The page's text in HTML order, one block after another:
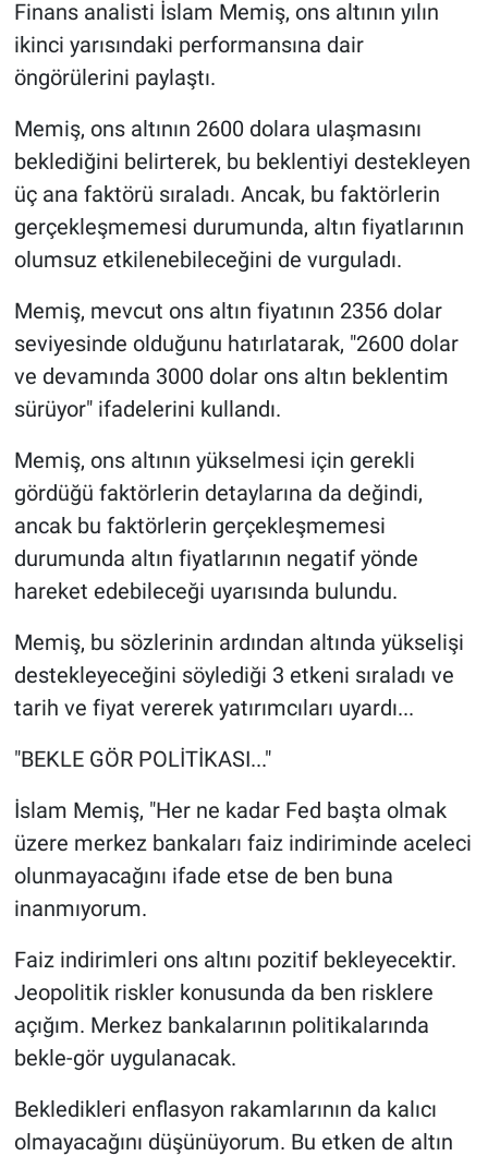
Finans analisti İslam Memiş, ons altının yılın
ikinci yarısındaki performansına dair
öngörülerini paylaştı.
Memiş, ons altının 2600 dolara ulaşmasını
beklediğini belirterek, bu beklentiyi destekleyen
üç ana faktörü sıraladı. Ancak, bu faktörlerin
gerçekleşmemesi durumunda, altın fiyatlarının
olumsuz etkilenebileceğini de vurguladı.
Memiş, mevcut ons altın fiyatının 2356 dolar
seviyesinde olduğunu hatırlatarak, "2600 dolar
ve devamında 3000 dolar ons altın beklentim
sürüyor" ifadelerini kullandı.
Memiş, ons altının yükselmesi için gerekli
gördüğü faktörlerin detaylarına da değindi,
ancak bu faktörlerin gerçekleşmemesi
durumunda altın fiyatlarının negatif yönde
hareket edebileceği uyarısında bulundu.
Memiş, bu sözlerinin ardından altında yükselişi
destekleyeceğini söylediği 3 etkeni sıraladı ve
tarih ve fiyat vererek yatırımcıları uyardı...
"BEKLE GÖR POLİTİKASI..."
İslam Memiş, "Her ne kadar Fed başta olmak
üzere merkez bankaları faiz indiriminde aceleci
olunmayacağını ifade etse de ben buna
inanmıyorum.
Faiz indirimleri ons altını pozitif bekleyecektir.
Jeopolitik riskler konusunda da ben risklere
açığım. Merkez bankalarının politikalarında
bekle-gör uygulanacak.
Bekledikleri enflasyon rakamlarının da kalıcı
olmayacağını düşünüyorum. Bu etken de altın